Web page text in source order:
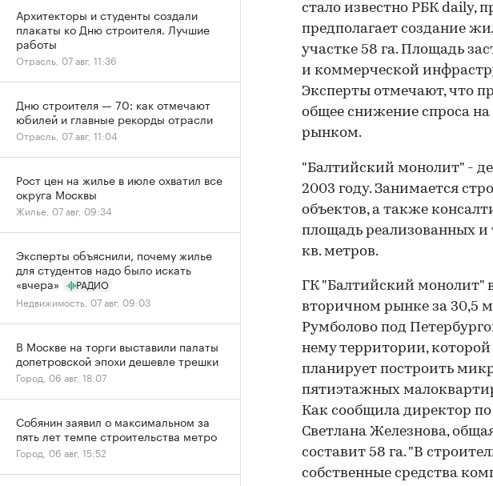
стало известно РБК daily,
предполагает создание
участке 58 га. Площадь
и коммерческой
Эксперты отмечают, что
общее снижение спроса
рынком.
"Балтийский монолит" -
2003 году. Занимается
объектов, а также
площадь реализованных
кв. метров.
ГК "Балтийский монолит"
вторичном рынке за 30,5
Румболово под
нему территории,
планирует построить
пятиэтажных
Как сообщила директор
Светлана Железнова,
составит 58 га. "В
собственные средства
Архитекторы и студенты создали
плакаты ко Дню строителя. Лучшие
работы
Отрасль, 07 авг, 11:36
Дню строителя — 70: как отмечают
юбилей и главные рекорды отрасли
Отрасль, 07 авг, 11:04
Рост цен на жилье в июле охватил все
округа Москвы
Жилье, 07 авг, 09:34
Эксперты объяснили, почему жилье
для студентов надо было искать
«вчера»
РАДИО
Недвижимость, 07 авг, 09:03
В Москве на торги выставили палаты
допетровской эпохи дешевле трешки
Город, 06 авг, 18:07
Собянин заявил о максимальном за
пять лет темпе строительства метро
Город, 06 авг, 15:52